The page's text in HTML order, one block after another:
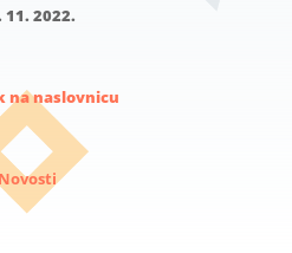
11. 2022.
na naslovnicu